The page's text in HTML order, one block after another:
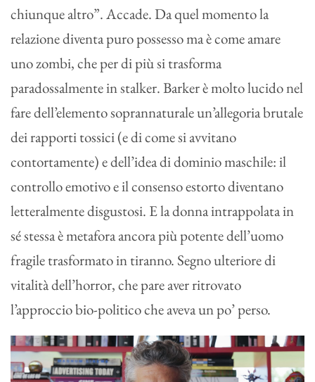
chiunque altro”. Accade. Da quel momento la
relazione diventa puro possesso ma è come amare
uno zombi, che per di più si trasforma
paradossalmente in stalker. Barker è molto lucido nel
fare dell’elemento soprannaturale un’allegoria brutale
dei rapporti tossici (e di come si avvitano
contortamente) e dell’idea di dominio maschile: il
controllo emotivo e il consenso estorto diventano
letteralmente disgustosi. E la donna intrappolata in
sé stessa è metafora ancora più potente dell’uomo
fragile trasformato in tiranno. Segno ulteriore di
vitalità dell’horror, che pare aver ritrovato
l’approccio bio-politico che aveva un po’ perso.